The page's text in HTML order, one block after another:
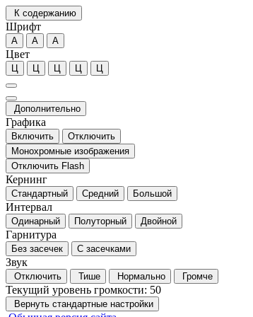
К содержанию
Шрифт
А А А
Цвет
Ц Ц Ц Ц Ц
Дополнительно
Графика
Включить
Отключить
Монохромные изображения
Отключить Flash
Кернинг
Стандартный Средний Большой
Интервал
Одинарный Полуторный Двойной
Гарнитура
Без засечек С засечками
Звук
Отключить Тише Нормально Громче
Текущий уровень громкости: 50
Вернуть стандартные настройки